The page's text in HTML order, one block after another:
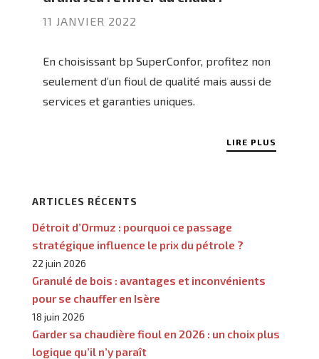
11 JANVIER 2022
En choisissant bp SuperConfor, profitez non
seulement d’un fioul de qualité mais aussi de
services et garanties uniques.
LIRE PLUS
ARTICLES RÉCENTS
Détroit d’Ormuz : pourquoi ce passage
stratégique influence le prix du pétrole ?
22 juin 2026
Granulé de bois : avantages et inconvénients
pour se chauffer en Isère
18 juin 2026
Garder sa chaudière fioul en 2026 : un choix plus
logique qu’il n’y paraît